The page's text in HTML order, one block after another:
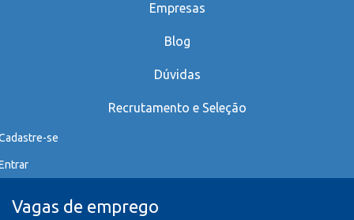
Empresas
Blog
Dúvidas
Recrutamento e Seleção
se
Vagas de emprego